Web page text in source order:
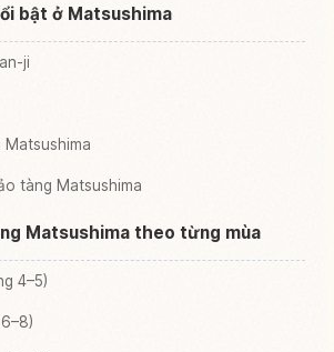
bật ở Matsushima
ji
tàng Matsushima
Matsushima theo từng mùa
4–5)